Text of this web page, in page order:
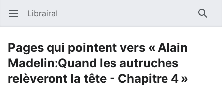
Ouvrir le menu principal Librairal
Pages qui pointent vers « Alain
Madelin:Quand les autruches
relèveront la tête - Chapitre 4 »